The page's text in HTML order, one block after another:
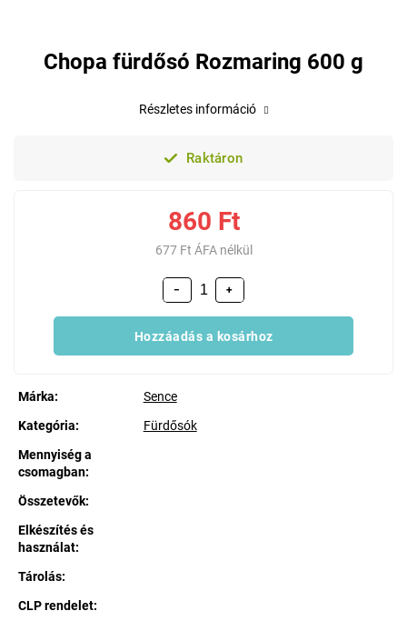
Chopa fürdősó Rozmaring 600 g
Raktáron
860 Ft
677 Ft ÁFA nélkül
+
−
Hozzáadás a kosárhoz
Kategória:
Fürdősók
Mennyiség a
csomagban:
Összetevők:
Elkészítés és
használat:
Tárolás:
CLP rendelet:
Márka: Sence
Részletes információ